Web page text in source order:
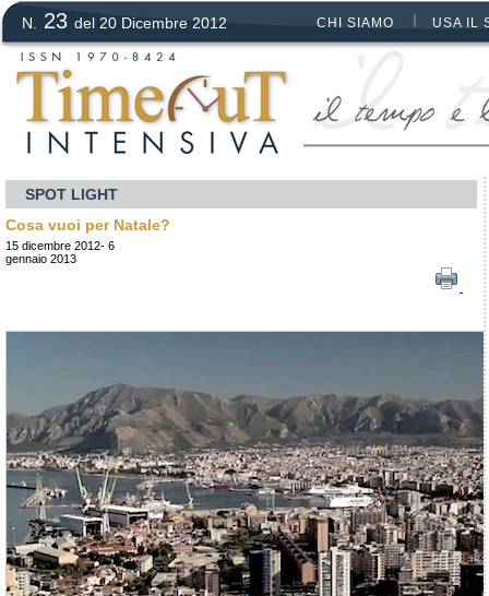
N. 23 del 20 Dicembre 2012 CHI SIAMO USA IL
SPOT LIGHT
Cosa vuoi per Natale?
15 dicembre 2012- 6
gennaio 2013